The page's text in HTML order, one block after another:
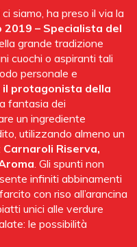
food pairing e del cibo
con uno snack dal
di distillati con oltre
Per quanto
dal
basta scendere
entrare nel regno
I menù
In alternativa, per
a tutto tondo, basta
e osservare il sushi-
si ringrazia
Cardillo
siamo, ha preso il via la
2019 – Specialista del
grande tradizione
cuochi o aspiranti tali
personale e
protagonista della
fantasia dei
un ingrediente
utilizzando almeno un
Carnaroli Riserva,
. Gli spunti non
infiniti abbinamenti
con riso all’arancina
unici alle verdure
le possibilità